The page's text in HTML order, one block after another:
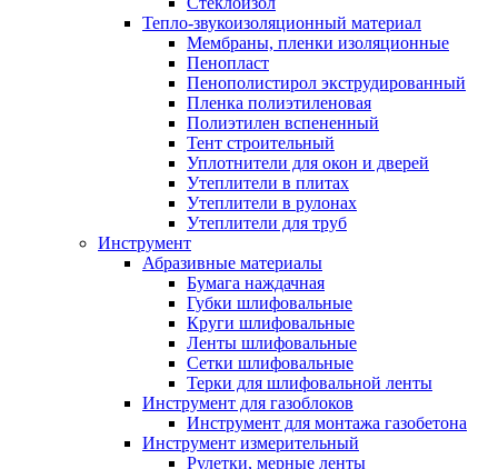
Тепло-звукоизоляционный материал
Мембраны, пленки изоляционные
Пенопласт
Пенополистирол экструдированный
Пленка полиэтиленовая
Полиэтилен вспененный
Тент строительный
Уплотнители для окон и дверей
Утеплители в плитах
Утеплители в рулонах
Утеплители для труб
Инструмент
Абразивные материалы
Бумага наждачная
Губки шлифовальные
Круги шлифовальные
Ленты шлифовальные
Сетки шлифовальные
Терки для шлифовальной ленты
Инструмент для газоблоков
Инструмент для монтажа газобетона
Инструмент измерительный
Рулетки, мерные ленты